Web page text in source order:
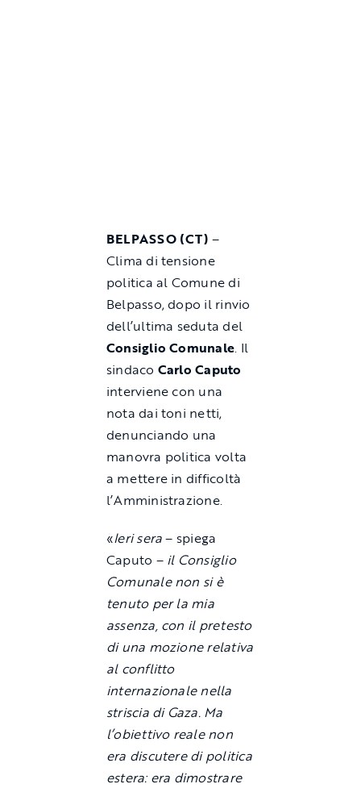
BELPASSO (CT) –
Clima di tensione
politica al Comune di
Belpasso, dopo il rinvio
dell’ultima seduta del
Consiglio Comunale. Il
sindaco Carlo Caputo
interviene con una
nota dai toni netti,
denunciando una
manovra politica volta
a mettere in difficoltà
l’Amministrazione.
«Ieri sera– spiega
Caputo – il Consiglio
Comunale non si è
tenuto per la mia
assenza, con il pretesto
di una mozione relativa
al conflitto
internazionale nella
striscia di Gaza. Ma
l’obiettivo reale non
era discutere di politica
estera: era dimostrare